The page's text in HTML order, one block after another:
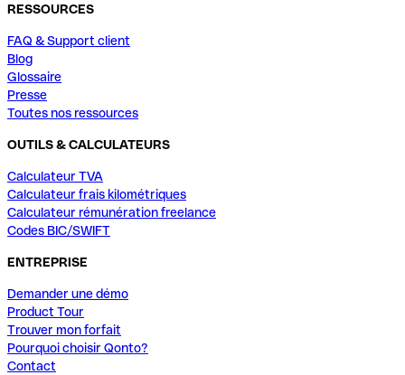
RESSOURCES
FAQ & Support client
Blog
Glossaire
Presse
Toutes nos ressources
OUTILS & CALCULATEURS
Calculateur TVA
Calculateur frais kilométriques
Calculateur rémunération freelance
Codes BIC/SWIFT
ENTREPRISE
Demander une démo
Product Tour
Trouver mon forfait
Pourquoi choisir Qonto?
Contact